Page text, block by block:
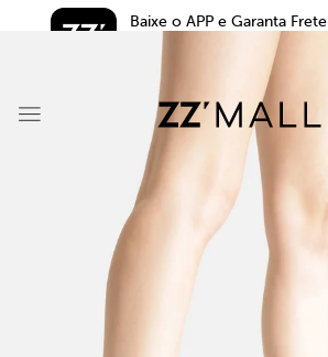
Baixe o APP e Garanta Frete
Grátis*